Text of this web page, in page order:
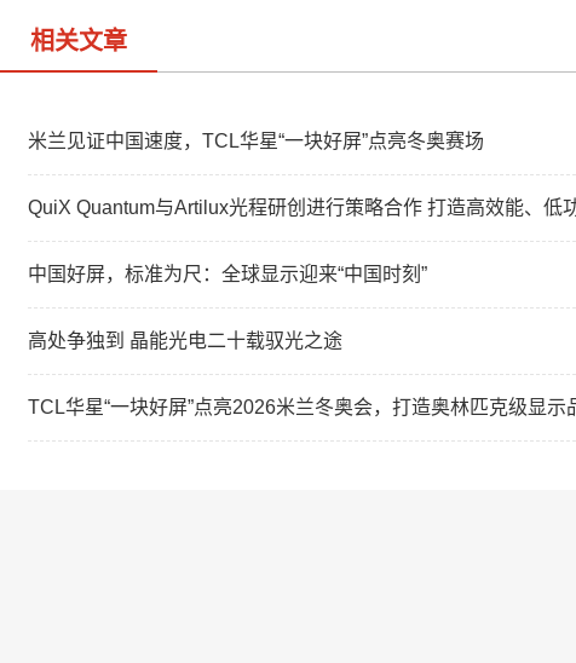
相关文章
米兰见证中国速度，TCL华星“一块好屏”点亮冬奥赛场
QuiX Quantum与Artilux光程研创进行策略合作 打造高效能、低
中国好屏，标准为尺：全球显示迎来“中国时刻”
高处争独到 晶能光电二十载驭光之途
TCL华星“一块好屏”点亮2026米兰冬奥会，打造奥林匹克级显示